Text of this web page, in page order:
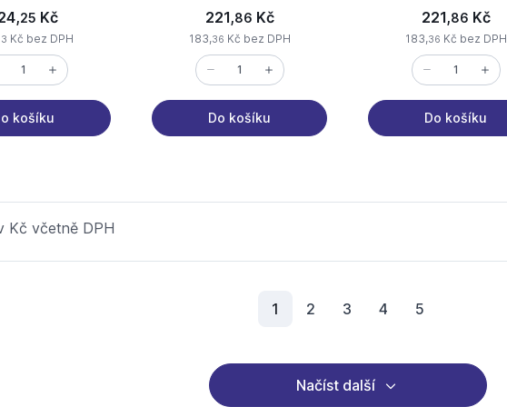
25 Kč
Kč bez DPH
košíku
221,86 Kč
183,36 Kč bez DPH
Do košíku
221,86 Kč
183,36 Kč bez DPH
Do košíku
Kč včetně DPH
1 Aktuální stránka
2 3 4 5
Načíst další